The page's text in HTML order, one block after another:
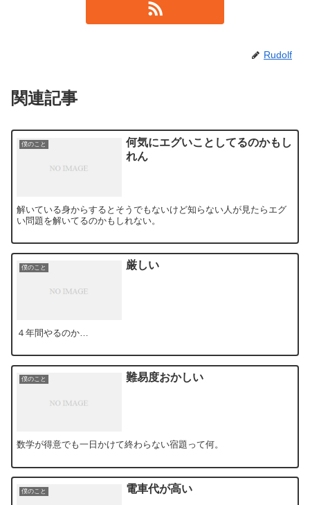
Rudolf
関連記事
僕のこと
何気にエグいことしてるのかもし
れん
解いている身からするとそうでもないけど知らない人が見たらエグ
い問題を解いてるのかもしれない。
僕のこと 厳しい
４年間やるのか…
僕のこと 難易度おかしい
数学が得意でも一日かけて終わらない宿題って何。
僕のこと 電車代が高い